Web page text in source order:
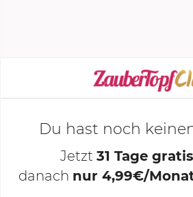
KOCHMODUS
Deine Notizen
Du hast noch
Jetzt 31 Tage
danach nur 4,99€/